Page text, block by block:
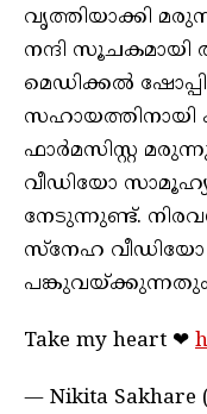
വൃത്തിയാക്കി
നന്ദി
മെഡിക്കല്‍
ഫാര്‍മസിസ്റ്റ
വീഡിയോ സാമൂഹ്യ
നേടുന്നുണ്ട്.
സ്‌നേഹ വീഡിയോ
Take my heart ❤
— Nikita Sakhare